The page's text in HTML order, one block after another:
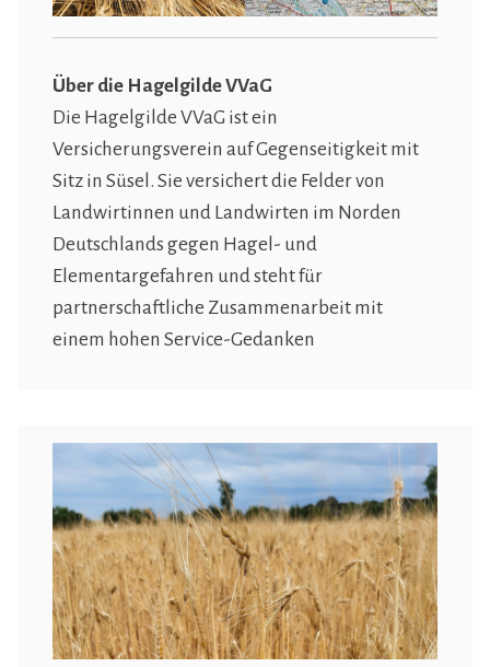
Über die Hagelgilde VVaG
Die Hagelgilde VVaG ist ein
Versicherungsverein auf Gegenseitigkeit mit
Sitz in Süsel. Sie versichert die Felder von
Landwirtinnen und Landwirten im Norden
Deutschlands gegen Hagel- und
Elementargefahren und steht für
partnerschaftliche Zusammenarbeit mit
einem hohen Service-Gedanken